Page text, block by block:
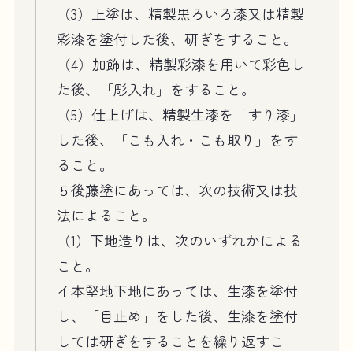
（3）上塗は、精製黒ろいろ漆又は精製
彩漆を塗付した後、研ぎをすること。
（4）加飾は、精製彩漆を用いて彩色し
た後、「彫入れ」をすること。
（5）仕上げは、精製生漆を「すり漆」
した後、「こも入れ・こも取り」をす
ること。
５後藤塗にあっては、次の技術又は技
法によること。
（1）下地造りは、次のいずれかによる
こと。
イ本堅地下地にあっては、生漆を塗付
し、「目止め」をした後、生漆を塗付
しては研ぎをすることを繰り返すこ